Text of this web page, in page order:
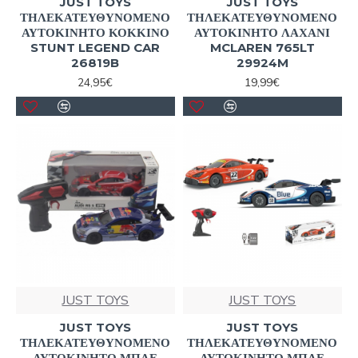
ΤΗΛΕΚΑΤΕΥΘΥΝΟΜΕΝΟ
ΑΥΤΟΚΙΝΗΤΟ ΚΟΚΚΙΝΟ
STUNT LEGEND CAR
26819B
24,95€
ΤΗΛΕΚΑΤΕΥΘΥΝΟΜΕΝΟ
ΑΥΤΟΚΙΝΗΤΟ ΛΑΧΑΝΙ
MCLAREN 765LT
29924M
19,99€
JUST TOYS
JUST TOYS
ΤΗΛΕΚΑΤΕΥΘΥΝΟΜΕΝΟ
JUST TOYS
JUST TOYS
ΤΗΛΕΚΑΤΕΥΘΥΝΟΜΕΝΟ